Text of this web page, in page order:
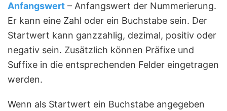
Anfangswert – Anfangswert der Nummerierung.
Er kann eine Zahl oder ein Buchstabe sein. Der
Startwert kann ganzzahlig, dezimal, positiv oder
negativ sein. Zusätzlich können Präfixe und
Suffixe in die entsprechenden Felder eingetragen
werden.
Wenn als Startwert ein Buchstabe angegeben